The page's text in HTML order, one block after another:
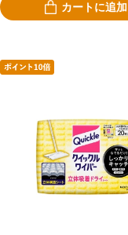
カートに追加